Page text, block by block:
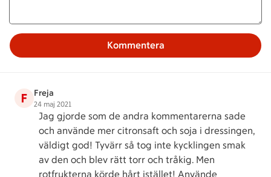
Kommentera
F Freja
24 maj 2021
Jag gjorde som de andra kommentarerna sade
och använde mer citronsaft och soja i dressingen,
väldigt god! Tyvärr så tog inte kycklingen smak
av den och blev rätt torr och tråkig. Men
rotfrukterna körde hårt istället! Använde